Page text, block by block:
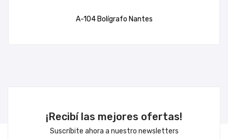
A-104 Bolígrafo Nantes
¡Recibí las mejores ofertas!
Suscríbite ahora a nuestro newsletters